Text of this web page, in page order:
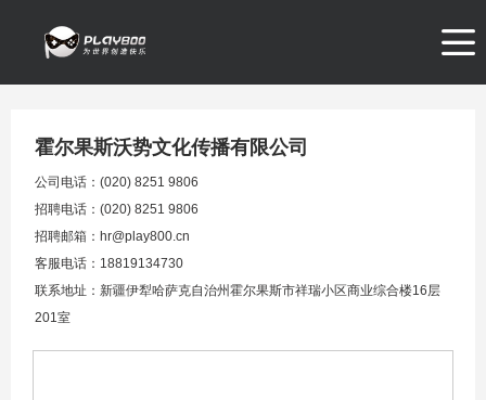
霍尔果斯沃势文化传播有限公司
公司电话：(020) 8251 9806
招聘电话：(020) 8251 9806
招聘邮箱：hr@play800.cn
客服电话：18819134730
联系地址：新疆伊犁哈萨克自治州霍尔果斯市祥瑞小区商业综合楼16层
201室